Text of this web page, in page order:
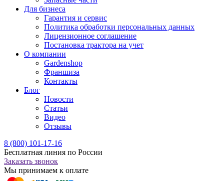
Для бизнеса
Гарантия и сервис
Политика обработки персональных данных
Лицензионное соглашение
Постановка трактора на учет
О компании
Gardenshop
Франшиза
Контакты
Блог
Новости
Статьи
Видео
Отзывы
8 (800) 101-17-16
Бесплатная линия по России
Заказать звонок
Мы принимаем к оплате